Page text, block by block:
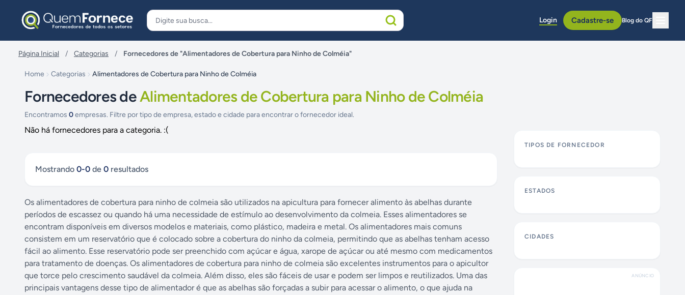
Login Cadastre-se Blog do QF
Página Inicial / Categorias / Fornecedores de "Alimentadores de Cobertura para Ninho de Colméia"
Home Categorias Alimentadores de Cobertura para Ninho de Colméia
Fornecedores deAlimentadores de Cobertura para Ninho de Colméia
Encontramos 0empresas. Filtre por tipo de empresa, estado e cidade para encontrar o fornecedor ideal.
Não há fornecedores para a categoria. :(
Mostrando 0-0 de 0 resultados
Os alimentadores de cobertura para ninho de colmeia são utilizados na apicultura para fornecer alimento às abelhas durante
períodos de escassez ou quando há uma necessidade de estímulo ao desenvolvimento da colmeia. Esses alimentadores se
encontram disponíveis em diversos modelos e materiais, como plástico, madeira e metal. Os alimentadores mais comuns
consistem em um reservatório que é colocado sobre a cobertura do ninho da colmeia, permitindo que as abelhas tenham acesso
fácil ao alimento. Esse reservatório pode ser preenchido com açúcar e água, xarope de açúcar ou até mesmo com medicamentos
para tratamento de doenças. Os alimentadores de cobertura para ninho de colmeia são excelentes instrumentos para o apicultor
que torce pelo crescimento saudável da colmeia. Além disso, eles são fáceis de usar e podem ser limpos e reutilizados. Uma das
principais vantagens desse tipo de alimentador é que as abelhas são forçadas a subir para acessar o alimento, o que ajuda na
TIPOS DE FORNECEDOR
ESTADOS
CIDADES
ANÚNCIO